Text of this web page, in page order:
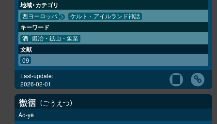
地域・カテゴリ
西ヨーロッパ ケルト・アイルランド神話
キーワード
酒 鍛冶・鉱山・鉱業
文献
09
Last-update:
2026-02-01
𢕟𢓨 ごうえつ
Áo-yē